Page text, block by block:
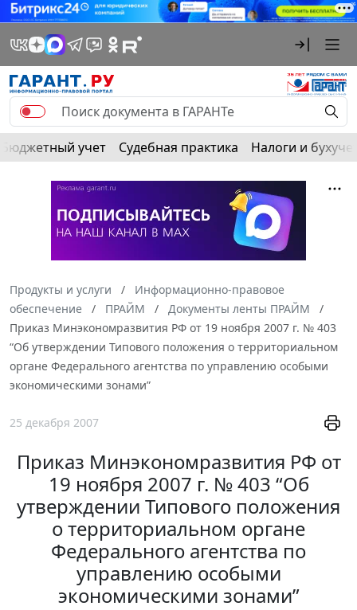
Бюджетный учет Судебная практика Налоги и
Продукты и услуги
Информационно-правовое
обеспечение
ПРАЙМ
Документы ленты ПРАЙМ
Приказ Минэкономразвития РФ от 19 ноября 2007 г. № 403
“Об утверждении Типового положения о территориальном
органе Федерального агентства по управлению особыми
экономическими зонами”
25 декабря 2007
Приказ Минэкономразвития РФ от
19 ноября 2007 г. № 403 “Об
утверждении Типового положения
о территориальном органе
Федерального агентства по
управлению особыми
экономическими зонами”